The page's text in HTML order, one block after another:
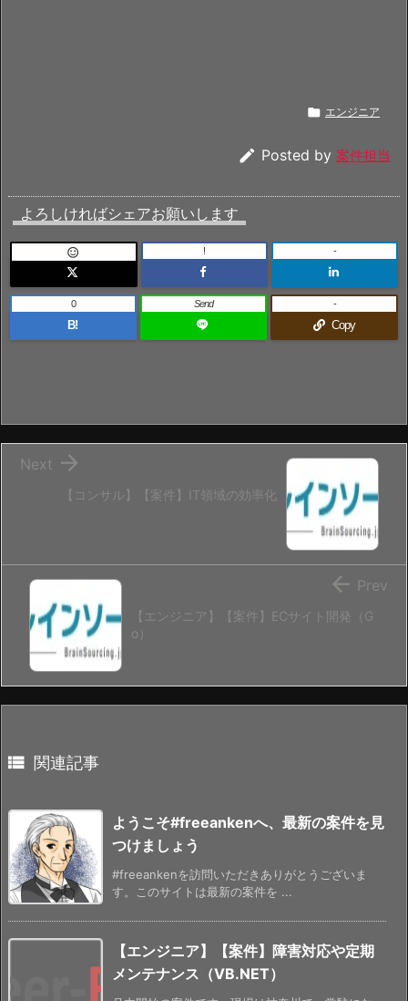
 エンジニア
 Posted by 案件担当
よろしければシェアお願いします
 ! -
B!
0 Send
Copy
-
【コンサル】【案件】IT領域の効率化

Next
【エンジニア】【案件】ECサイト開発（G
o）
 Prev
 関連記事
ようこそ#freeankenへ、最新の案件を見
つけましょう
#freeankenを訪問いただきありがとうございま
す。このサイトは最新の案件を ...
【エンジニア】【案件】障害対応や定期
メンテナンス（VB.NET）